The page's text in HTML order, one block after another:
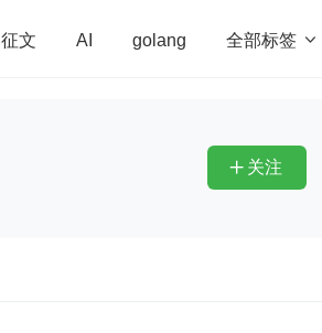
文 AI golang 全部标签 
redis
 关注